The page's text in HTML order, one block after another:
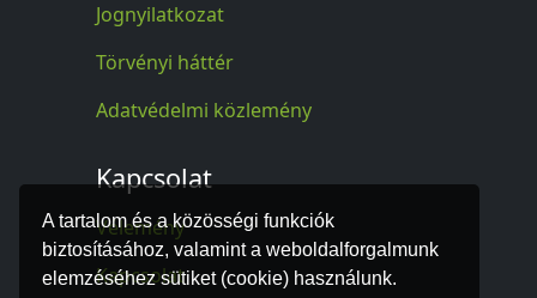
A tartalom és a közösségi funkciók
biztosításához, valamint a weboldalforgalmunk
elemzéséhez sütiket (cookie) használunk.
Jognyilatkozat
Törvényi háttér
Adatvédelmi közlemény
Kapcsolat
Vélemény
Kapcsolat